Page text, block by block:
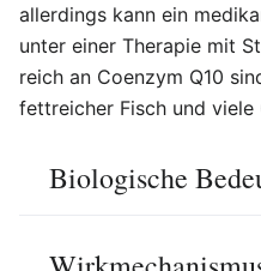
allerdings kann ein
unter einer Therapie mit
reich an Coenzym Q10
fettreicher Fisch und viele
Biologische